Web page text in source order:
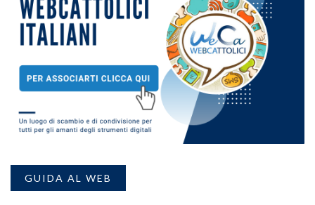
GUIDA AL WEB